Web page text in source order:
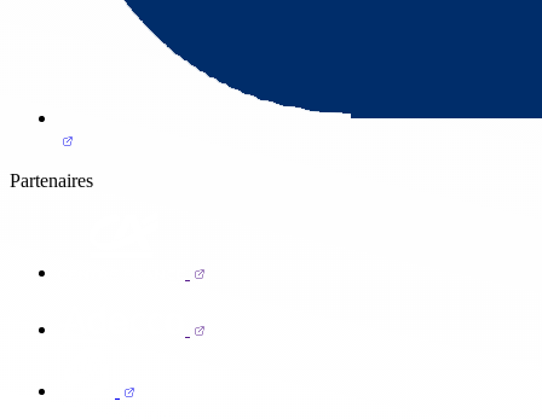
Partenaires